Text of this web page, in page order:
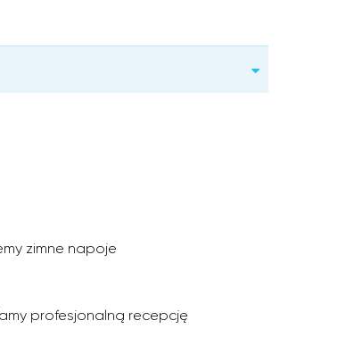
zimne napoje
profesjonalną recepcję